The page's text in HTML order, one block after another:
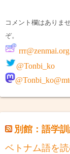
コメント欄はありま
ぞ。
rrr@zenmai.org
@Tonbi_ko
別館：語学
ベトナム語を